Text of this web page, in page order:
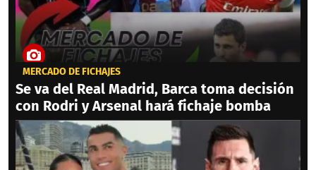
MERCADO DE FICHAJES
Se va del Real Madrid, Barca toma decisión
con Rodri y Arsenal hará fichaje bomba